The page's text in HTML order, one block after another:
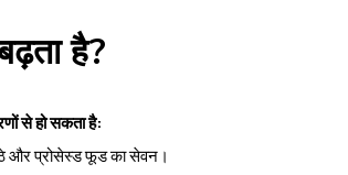
है?
से हो सकता है:
और प्रोसेस्ड फूड का सेवन।